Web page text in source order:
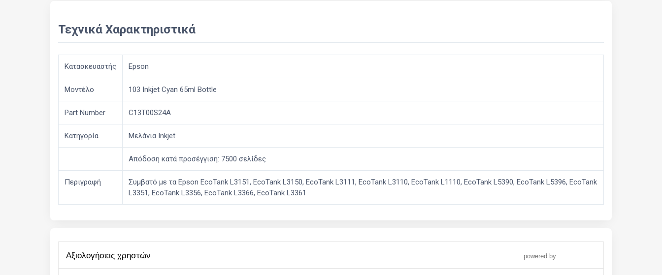
Τεχνικά Χαρακτηριστικά
Κατασκευαστής Epson
Μοντέλο 103 Inkjet Cyan 65ml Bottle
Part Number C13T00S24A
Κατηγορία Μελάνια Inkjet
Απόδοση κατά προσέγγιση: 7500 σελίδες
Περιγραφή
Συμβατό με τα Epson EcoTank L3151, EcoTank L3150, EcoTank L3111, EcoTank L3110, EcoTank L1110, EcoTank L5390, EcoTank L5396, EcoTank
L3351, EcoTank L3356, EcoTank L3366, EcoTank L3361
αξιολογήσεις χρηστών powered by